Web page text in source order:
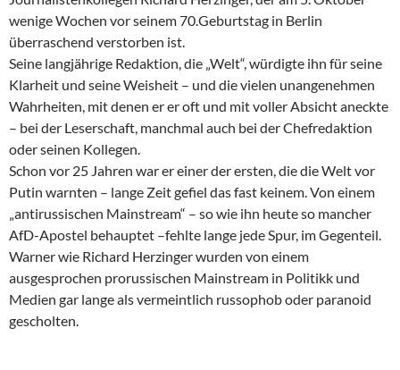
wenige Wochen vor seinem 70.Geburtstag in Berlin
überraschend verstorben ist.
Seine langjährige Redaktion, die „Welt“, würdigte ihn für seine
Klarheit und seine Weisheit – und die vielen unangenehmen
Wahrheiten, mit denen er er oft und mit voller Absicht aneckte
– bei der Leserschaft, manchmal auch bei der Chefredaktion
oder seinen Kollegen.
Schon vor 25 Jahren war er einer der ersten, die die Welt vor
Putin warnten – lange Zeit gefiel das fast keinem. Von einem
„antirussischen Mainstream“ – so wie ihn heute so mancher
AfD-Apostel behauptet –fehlte lange jede Spur, im Gegenteil.
Warner wie Richard Herzinger wurden von einem
ausgesprochen prorussischen Mainstream in Politikk und
Medien gar lange als vermeintlich russophob oder paranoid
gescholten.